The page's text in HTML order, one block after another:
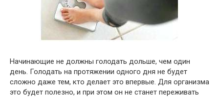
Начинающие не должны голодать дольше, чем один
день. Голодать на протяжении одного дня не будет
сложно даже тем, кто делает это впервые. Для организма
это будет полезно, и при этом он не станет переживать